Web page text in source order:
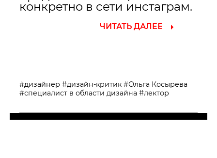
конкретно в сети инстаграм.
ЧИТАТЬ ДАЛЕЕ
#дизайнер #дизайн-критик #Ольга Косырева
#специалист в области дизайна #лектор